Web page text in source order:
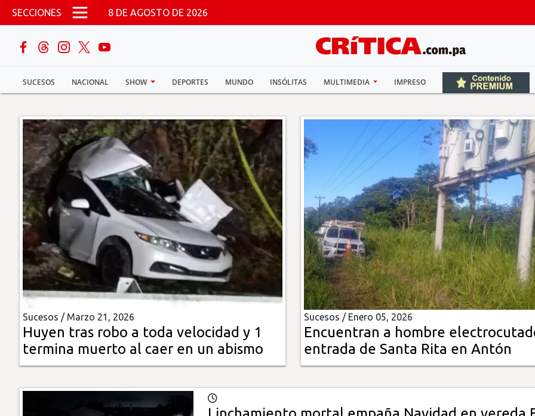
Pasar al contenido principal
SECCIONES 8 DE AGOSTO DE 2026
SUCESOS NACIONAL SHOW DEPORTES MUNDO INSÓLITAS MULTIMEDIA IMPRESO
buscar
Sucesos
Nacional
Política
Show
Deportes
Mundo
Insólitas
Multimedia
Impreso
Sucesos / Marzo 21, 2026
Huyen tras robo a toda velocidad y 1
termina muerto al caer en un abismo
Sucesos / Enero 05, 2026
Encuentran a hombre
entrada de Santa Rita en Antón